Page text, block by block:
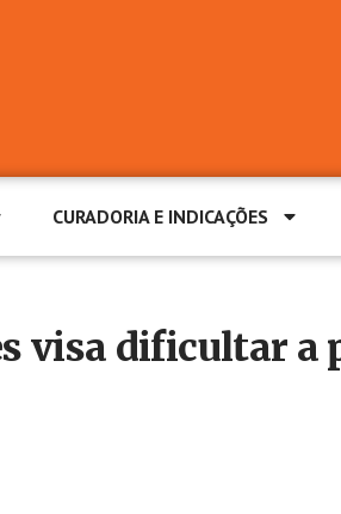
CURADORIA E INDICAÇÕES
visa dificultar a